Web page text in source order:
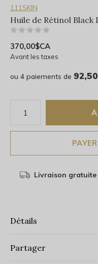
111SKIN
Huile de Rétinol
370,00$CA
Avant les taxes
ou 4 paiements de
Livraison gratuite
Détails
Partager